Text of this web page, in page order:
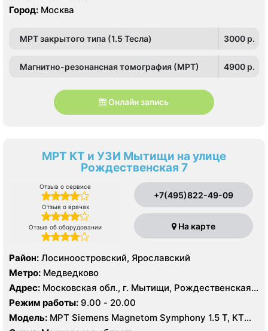
Город: Москва
МРТ закрытого типа (1.5 Тесла) 3000 p.
Магнитно-резонансная томография (МРТ) 4900 p.
Онлайн запись
МРТ КТ и УЗИ Мытищи на улице
Рождественская 7
Отзыв о сервисе
Отзыв о врачах
Отзыв об оборудовании
+7(495)822-49-09
На карте
Район: Лосиноостровский, Ярославский
Метро: Медведково
Адрес: Московская обл., г. Мытищи, Рождественская
ул., 7
Режим работы: 9.00 - 20.00
Модель: МРТ Siemens Magnetom Symphony 1.5 Т, КТ
Siemens SOMATOM Emotion 16 срезов, УЗИ Philips